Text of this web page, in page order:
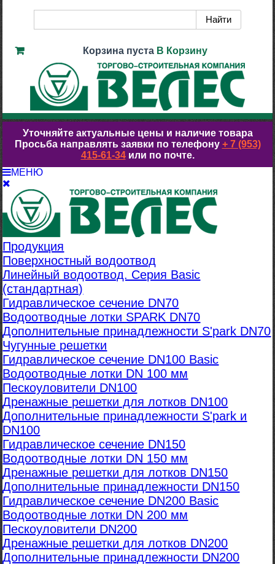
Корзина пуста В Корзину
Уточняйте актуальные цены и наличие товара
Просьба направлять заявки по телефону + 7 (953)
415-61-34или по почте.
МЕНЮ
Продукция
Поверхностный водоотвод
Линейный водоотвод. Серия Basic
(стандартная)
Гидравлическое сечение DN70
Водоотводные лотки SPARK DN70
Дополнительные принадлежности S'park DN70
Чугунные решетки
Гидравлическое сечение DN100 Basic
Водоотводные лотки DN 100 мм
Пескоуловители DN100
Дренажные решетки для лотков DN100
Дополнительные принадлежности S'park и
DN100
Гидравлическое сечение DN150
Водоотводные лотки DN 150 мм
Дренажные решетки для лотков DN150
Дополнительные принадлежности DN150
Гидравлическое сечение DN200 Basic
Водоотводные лотки DN 200 мм
Пескоуловители DN200
Дренажные решетки для лотков DN200
Дополнительные принадлежности DN200